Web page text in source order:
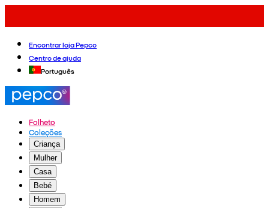
Encontrar loja Pepco
Centro de ajuda
Português
Folheto
Coleções
Criança
Mulher
Casa
Bebé
Homem